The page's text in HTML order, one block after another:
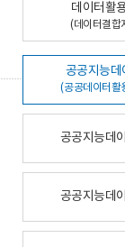
데이터활
(데이터결합
공공지능데
(공공데이터활
공공지능데
공공지능데